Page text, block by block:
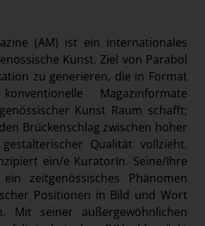
(AM) ist ein internationales
Kunst. Ziel von Parabol
zu generieren, die in Format
Magazinformate
Kunst Raum schafft;
Brückenschlag zwischen hoher
Qualität vollzieht.
ein/e KuratorIn. Seine/Ihre
zeitgenössisches Phänomen
Positionen in Bild und Wort
Mit seiner außergewöhnlichen